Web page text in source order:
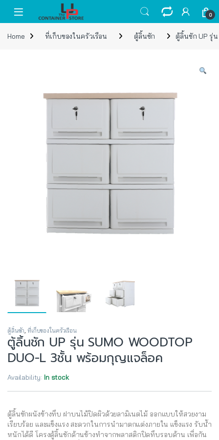
Open 0
Home ที่เก็บของในครัวเรือน ตู้ลิ้นชัก ตู้ลิ้นชัก UP รุ่น
ตู้ลิ้นชัก,ที่เก็บของในครัวเรือน
ตู้ลิ้นชัก UP รุ่น SUMO WOODTOP
DUO-L 3ชั้น พร้อมกุญแจล็อค
Availability: In stock
ตู้ลิ้นชักผนังข้างทึบ ฝาบนไม้ปิดผิวด้วยลามิเนตไม้ ออกแบบให้สวยงาม
เรียบร้อย และแข็งแรง สะดวกในการนำมาตกแต่งภายใน แข็งแรง รับน้ำ
หนักได้ดี โครงตู้ลิ้นชักด้านข้างทำจากพลาสติกปิดทึบรอบด้าน เพื่อกัน